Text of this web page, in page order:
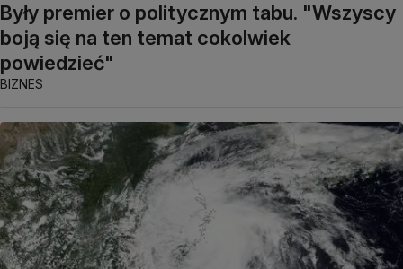
Były premier o politycznym tabu. "Wszyscy
boją się na ten temat cokolwiek
powiedzieć"
BIZNES